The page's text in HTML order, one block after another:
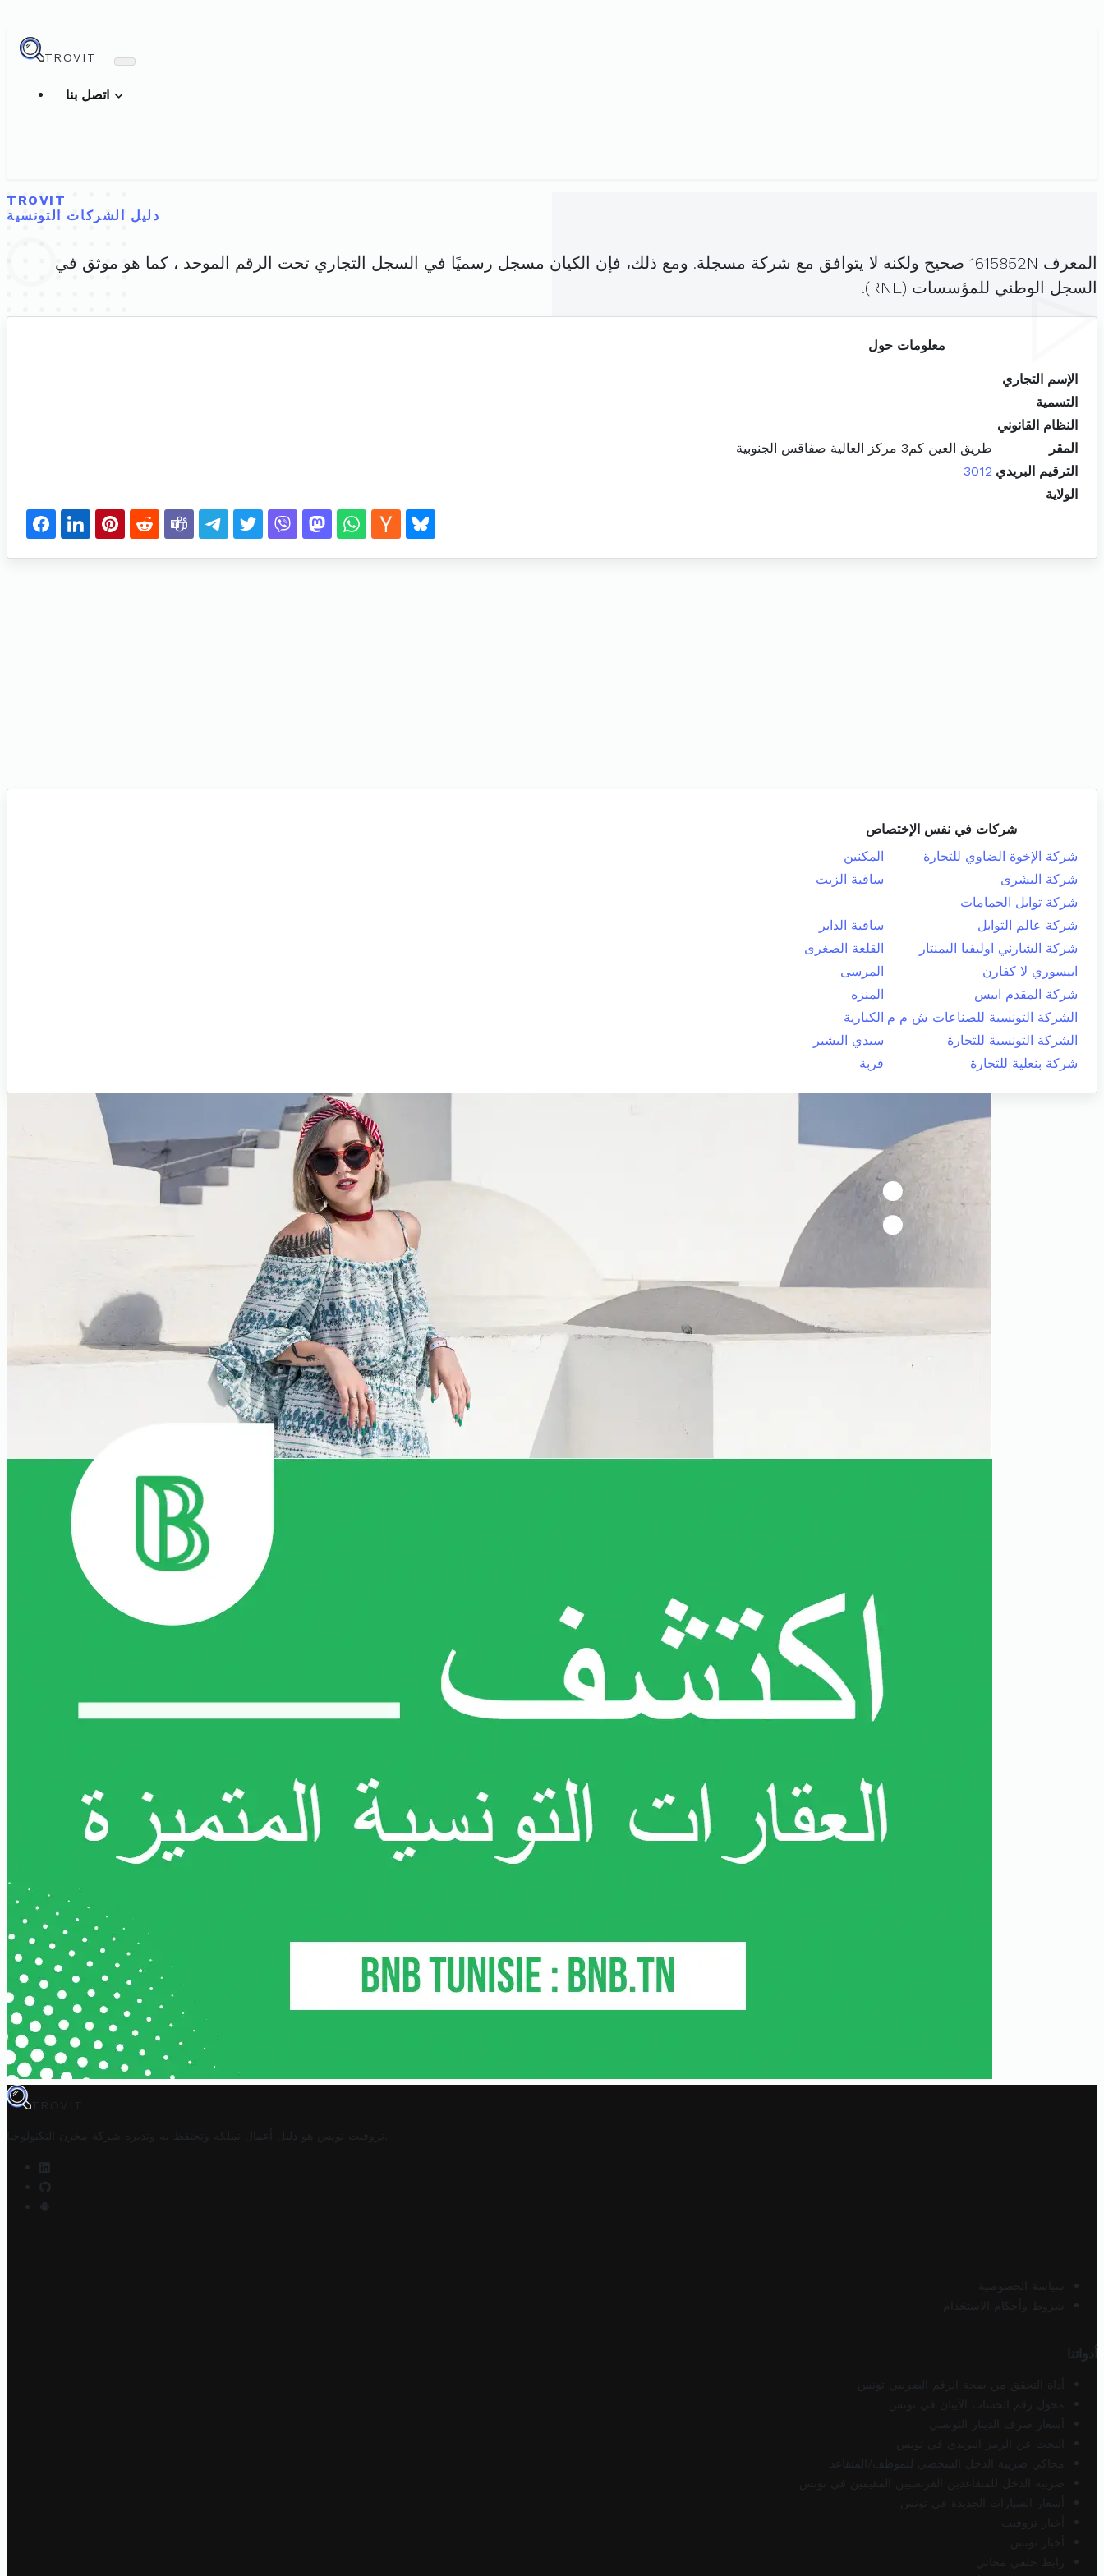
TROVIT
TROVIT
دليل الشركات التونسية
المعرف 1615852N صحيح ولكنه لا يتوافق مع شركة مسجلة. ومع ذلك، فإن الكيان مسجل رسميًا في السجل التجاري تحت الرقم الموحد ، كما هو موثق في
السجل الوطني للمؤسسات (RNE).
معلومات حول
الإسم التجاري
التسمية
النظام القانوني
المقر
طريق العين كم3 مركز العالية صفاقس الجنوبية
الترقيم البريدي 3012
الولاية
شركات في نفس الإختصاص
شركة الإخوة الضاوي للتجارة
المكنين
شركة البشرى
ساقية الزيت
شركة توابل الحمامات
شركة عالم التوابل
ساقية الداير
شركة الشارني اوليفيا اليمنتار
القلعة الصغرى
ابيسوري لا كفارن
المرسى
شركة المقدم ابيس
المنزه
الشركة التونسية للصناعات ش م م الكبارية
الشركة التونسية للتجارة
سيدي البشير
شركة بنعلية للتجارة
قربة
TROVIT
تروفيت تونس هو دليل أعمال تملكه وتحتفظ به وتديره شركة مخزن التكنولوجيا
سياسة الخصوصية
شروط وأحكام الاستخدام
أدواتنا
أداة التحقق من صحة الرقم الضريبي تونس
محول رقم الحساب الآيبان في تونس
أسعار صرف الدينار التونسي
البحث عن الرمز البريدي في تونس
محاكي ضريبة الدخل الشخصي للموظف/المتقاعد
ضريبة الدخل للمتقاعدين الفرنسيين المقيمين في تونس
أسعار السيارات الجديدة في تونس
أخبار تروفيت
أخبار تونس
رابط خلفي مجاني